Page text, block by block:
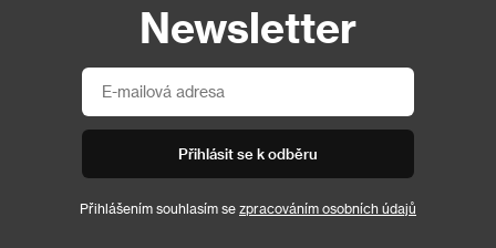
Newsletter
Přihlásit se k odběru
Přihlášením souhlasím se zpracováním osobních údajů